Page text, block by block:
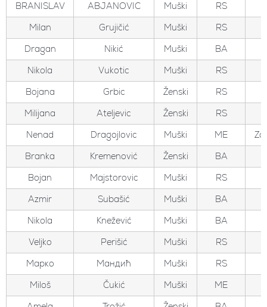
BRANISLAV
ABJANOVIC Muški
RS
Milan
Grujičić Muški
RS
Dragan
Nikić Muški
BA
Nikola
Vukotic Muški
RS
Bojana
Grbic Ženski
RS
Milijana
Ateljevic Ženski
RS
Nenad
Dragojlovic Muški ME
Branka
Kremenović Ženski
BA
Bojan
Majstorovic Muški
RS
Azmir
Subašić Muški
BA
Nikola
Knežević Muški
BA
Veljko
Perišić Muški
RS
Марко
Мандић Muški
RS
Miloš
Čukić Muški
ME